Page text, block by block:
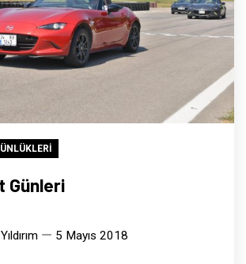
Günleri
5 Mayıs 2018